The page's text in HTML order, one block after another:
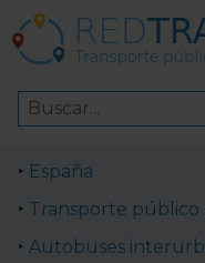
España
Transporte público
Autobuses